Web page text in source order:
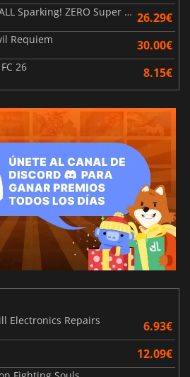
DRAGON BALL Sparking! ZERO Super Limit Breaking NEO 26.29€
Requiem 30.00€
26 8.15€
Electronics Repairs
6.93€
12.09€